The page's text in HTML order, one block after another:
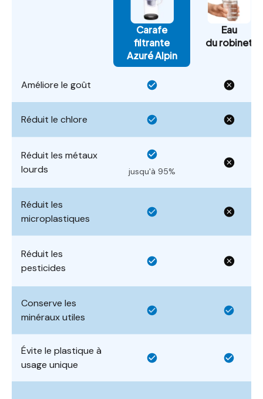
Carafe
filtrante
Azuré Alpin
Eau
du robinet
Améliore le goût
Réduit le chlore
Réduit les métaux
lourds
jusqu'à 95%
Réduit les
microplastiques
Réduit les
pesticides
Conserve les
minéraux utiles
Évite le plastique à
usage unique